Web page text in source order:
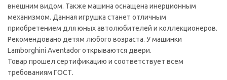
внешним видом. Также машина оснащена инерционным
механизмом. Данная игрушка станет отличным
приобретением для юных автолюбителей и коллекционеров.
Рекомендовано детям любого возраста. У машинки
Lamborghini Aventador открываются двери.
Товар прошел сертификацию и соответствует всем
требованиям ГОСТ.